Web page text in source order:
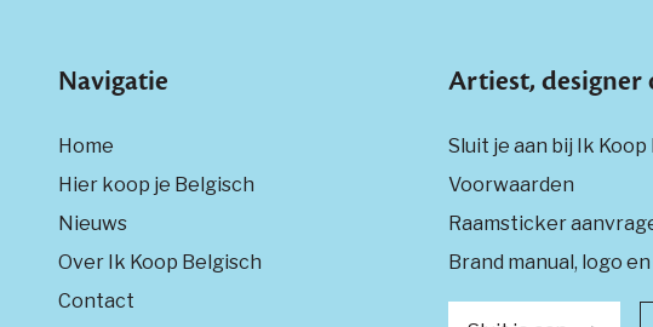
Navigatie
Home
Hier koop je Belgisch
Nieuws
Over Ik Koop Belgisch
Contact
Artiest, designer
Sluit je aan bij Ik
Voorwaarden
Raamsticker
Brand manual, logo